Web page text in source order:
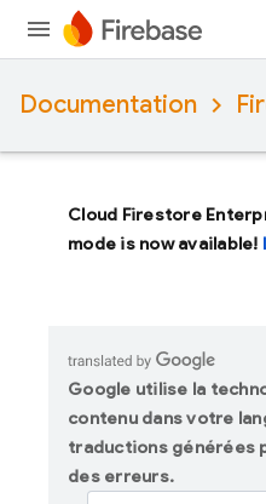
Documentation
Cloud Firestore
mode is now available!
Google utilise la
contenu dans votre
traductions générées
des erreurs.